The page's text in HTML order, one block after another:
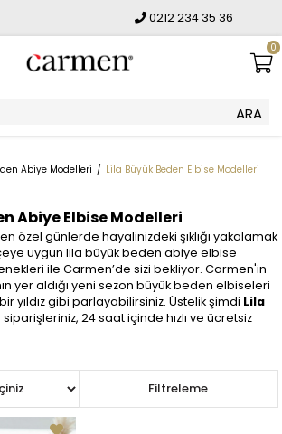
0212 234 35 36
0
Abiye Modelleri Lila Büyük Beden Elbise Modelleri
Abiye Elbise Modelleri
özel günlerde hayalinizdeki şıklığı yakalamak
uygun lila büyük beden abiye elbise
ile Carmen’de sizi bekliyor. Carmen'in
yer aldığı yeni sezon büyük beden elbiseleri
yıldız gibi parlayabilirsiniz. Üstelik şimdi Lila
siparişleriniz, 24 saat içinde hızlı ve ücretsiz
Filtreleme